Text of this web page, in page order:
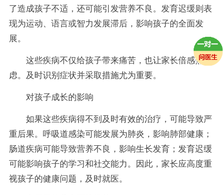
了造成孩子不适，还可能引发营养不良。发育迟缓则表
现为运动、语言或智力发展滞后，影响孩子的全面发
展。
这些疾病不仅给孩子带来痛苦，也让家长倍感焦
虑。及时识别症状并采取措施尤为重要。
对孩子成长的影响
如果这些疾病得不到及时有效的治疗，可能导致严
重后果。呼吸道感染可能发展为肺炎，影响肺部健康；
肠道疾病可能导致营养不良，影响生长发育；发育迟缓
可能影响孩子的学习和社交能力。因此，家长应高度重
视孩子的健康问题，及时就医。